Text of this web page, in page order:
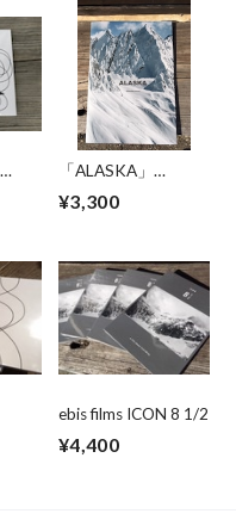
「ALASKA」
吉郎 写真集
¥3,300
ebis films ICON 8 1/2
¥4,400